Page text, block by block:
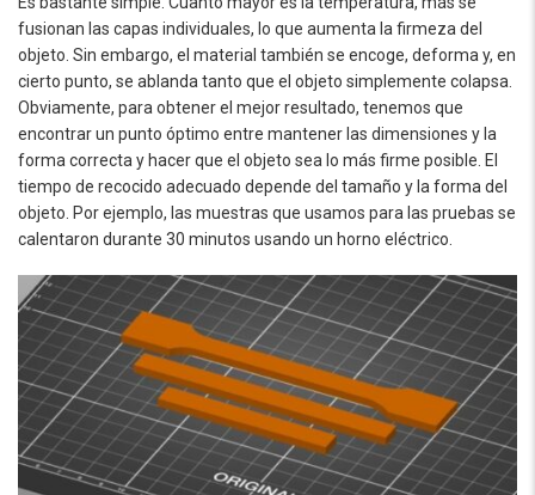
fusionan las capas individuales, lo que aumenta la firmeza del
objeto. Sin embargo, el material también se encoge, deforma y, en
cierto punto, se ablanda tanto que el objeto simplemente colapsa.
Obviamente, para obtener el mejor resultado, tenemos que
encontrar un punto óptimo entre mantener las dimensiones y la
forma correcta y hacer que el objeto sea lo más firme posible. El
tiempo de recocido adecuado depende del tamaño y la forma del
objeto. Por ejemplo, las muestras que usamos para las pruebas se
calentaron durante 30 minutos usando un horno eléctrico.